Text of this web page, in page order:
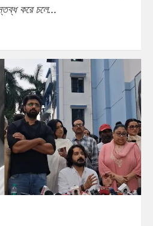
করে চলে...